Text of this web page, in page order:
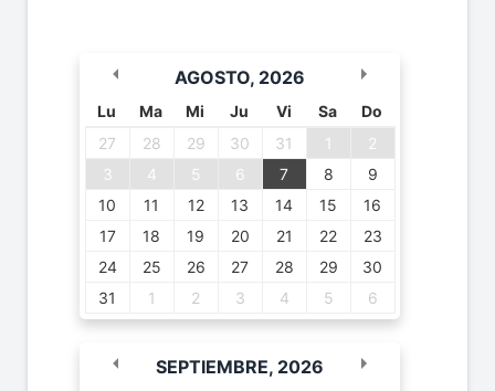
AGOSTO, 2026
Lu Ma Mi Ju Vi Sa
Do
27
28 29 30 31 1
2
3
4 5 6 7 8
9
10
11 12 13 14 15
16
17
18 19 20 21 22
23
24
25 26 27 28 29
30
31
1 2 3 4 5 6
SEPTIEMBRE, 2026